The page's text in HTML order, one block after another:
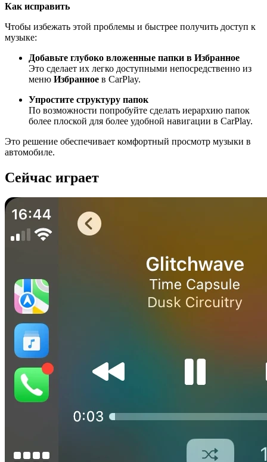
Как исправить
Чтобы избежать этой проблемы и быстрее получить доступ к
музыке:
Добавьте глубоко вложенные папки в Избранное
Это сделает их легко доступными непосредственно из
меню Избранное в CarPlay.
Упростите структуру папок
По возможности попробуйте сделать иерархию папок
более плоской для более удобной навигации в CarPlay.
Это решение обеспечивает комфортный просмотр музыки в
автомобиле.
Сейчас играет